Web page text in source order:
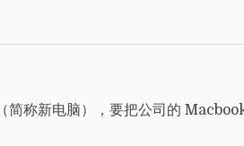
简称新电脑），要把公司的